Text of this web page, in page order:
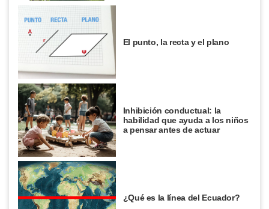
El punto, la recta y el plano
Inhibición conductual: la
habilidad que ayuda a los niños
a pensar antes de actuar
¿Qué es la línea del Ecuador?